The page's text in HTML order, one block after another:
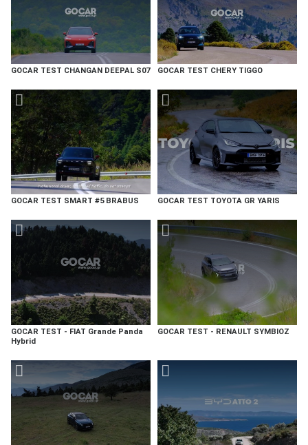
GOCAR TEST CHANGAN DEEPAL S07 GOCAR TEST CHERY TIGGO
GOCAR TEST SMART #5 BRABUS GOCAR TEST TOYOTA GR YARIS
GOCAR TEST - FIAT Grande Panda
Hybrid
GOCAR TEST - RENAULT SYMBIOZ